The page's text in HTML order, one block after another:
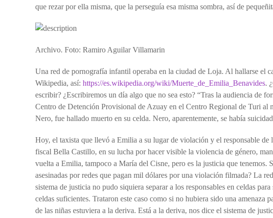
que rezar por ella misma, que la perseguía esa misma sombra, así de
Archivo. Foto: Ramiro Aguilar Villamarin
Una red de pornografía infantil operaba en la ciudad de Loja. Al hallarse el
Wikipedia, así: https://es.wikipedia.org/wiki/Muerte_de_Emilia_Benavides.
escribir? ¿Escribiremos un día algo que no sea esto? “Tras la audiencia de
Centro de Detención Provisional de Azuay en el Centro Regional de Turi al
Nero, fue hallado muerto en su celda. Nero, aparentemente, se había
Hoy, el taxista que llevó a Emilia a su lugar de violación y el responsable
fiscal Bella Castillo, en su lucha por hacer visible la violencia de género,
vuelta a Emilia, tampoco a María del Cisne, pero es la justicia que tenemos.
asesinadas por redes que pagan mil dólares por una violación filmada? La
sistema de justicia no pudo siquiera separar a los responsables en celdas
celdas suficientes. Trataron este caso como si no hubiera sido una
de las niñas estuviera a la deriva. Está a la deriva, nos dice el sistema de